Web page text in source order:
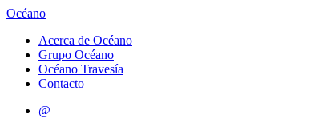
Océano
Acerca de Océano
Grupo Océano
Océano Travesía
Contacto
@